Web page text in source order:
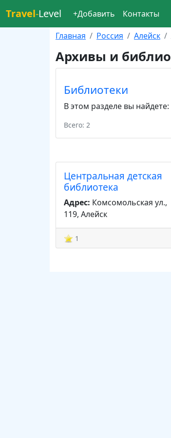
Travel-Level +Добавить Контакты
Главная Россия Алейск
Архивы и
Библиотеки
В этом разделе вы найдете:
Всего: 2
Центральная детская
библиотека
Адрес: Комсомольская ул.,
119, Алейск
1